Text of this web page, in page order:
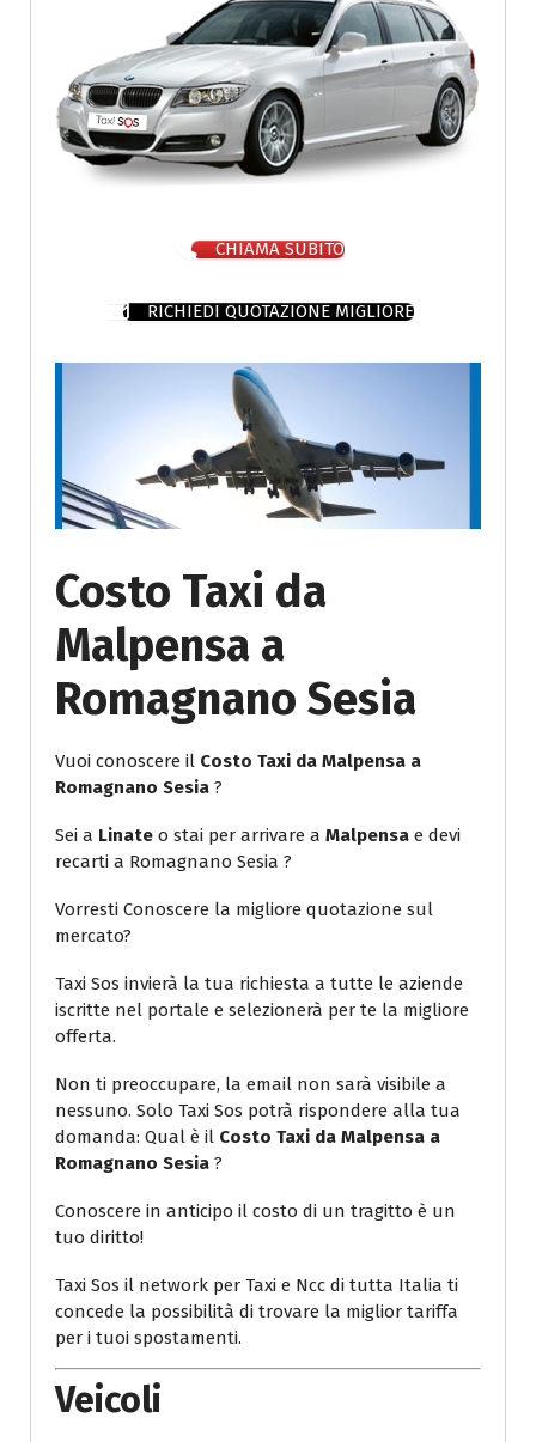
CHIAMA SUBITO
RICHIEDI QUOTAZIONE MIGLIORE
Costo Taxi da
Malpensa a
Romagnano Sesia
Vuoi conoscere il Costo Taxi da Malpensa a
Romagnano Sesia ?
Sei a Linate o stai per arrivare a Malpensa e devi
recarti a Romagnano Sesia ?
Vorresti Conoscere la migliore quotazione sul
mercato?
Taxi Sos invierà la tua richiesta a tutte le aziende
iscritte nel portale e selezionerà per te la migliore
offerta.
Non ti preoccupare, la email non sarà visibile a
nessuno. Solo Taxi Sos potrà rispondere alla tua
domanda: Qual è il Costo Taxi da Malpensa a
Romagnano Sesia ?
Conoscere in anticipo il costo di un tragitto è un
tuo diritto!
Taxi Sos il network per Taxi e Ncc di tutta Italia ti
concede la possibilità di trovare la miglior tariffa
per i tuoi spostamenti.
Veicoli